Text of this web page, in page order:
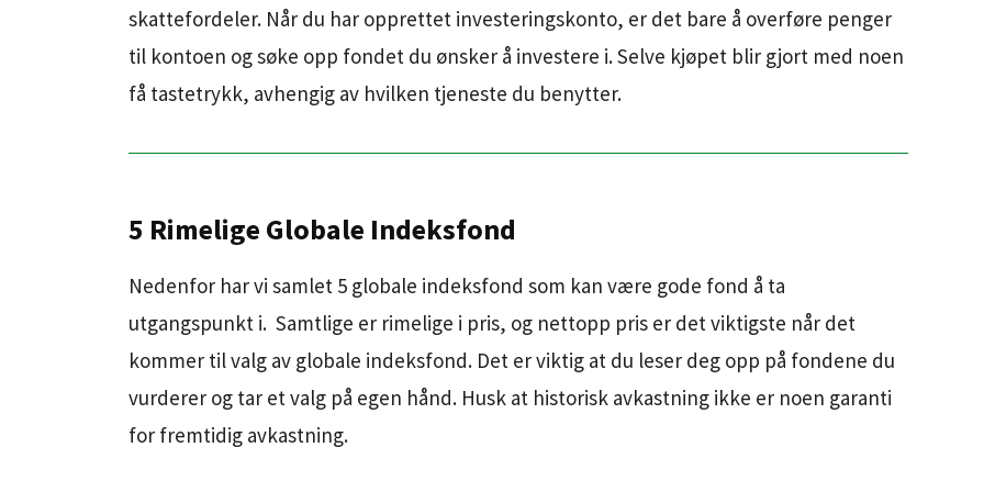
skattefordeler. Når du har opprettet investeringskonto, er det bare å overføre penger
til kontoen og søke opp fondet du ønsker å investere i. Selve kjøpet blir gjort med noen
få tastetrykk, avhengig av hvilken tjeneste du benytter.
5 Rimelige Globale Indeksfond
Nedenfor har vi samlet 5 globale indeksfond som kan være gode fond å ta
utgangspunkt i. Samtlige er rimelige i pris, og nettopp pris er det viktigste når det
kommer til valg av globale indeksfond. Det er viktig at du leser deg opp på fondene du
vurderer og tar et valg på egen hånd. Husk at historisk avkastning ikke er noen garanti
for fremtidig avkastning.